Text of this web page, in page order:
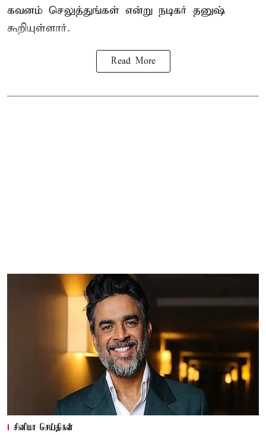
கவனம் செலுத்துங்கள் என்று நடிகர் தனுஷ்
கூறியுள்ளார்.
Read More
சினிமா செய்திகள்